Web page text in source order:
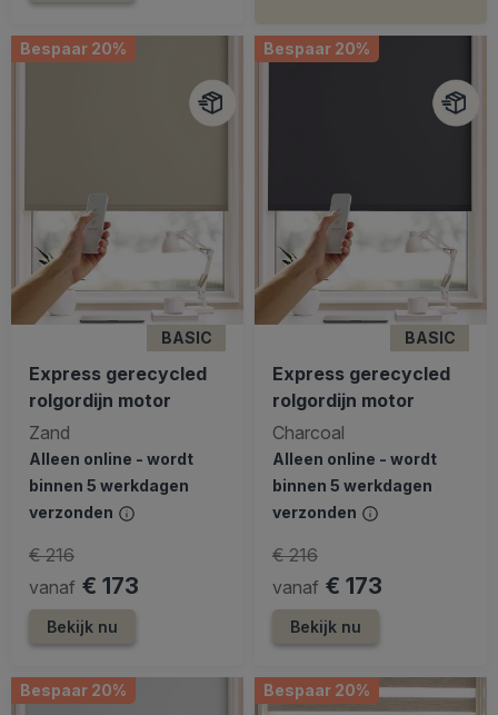
Bespaar 20%
BASIC
Express gerecycled
rolgordijn motor
Zand
Alleen online - wordt
binnen 5 werkdagen
verzonden
vanaf € 173
€ 216
Bekijk nu
Bespaar 20%
BASIC
Express gerecycled
rolgordijn motor
Charcoal
Alleen online - wordt
binnen 5 werkdagen
verzonden
vanaf € 173
€ 216
Bekijk nu
Bespaar 20% Bespaar 20%